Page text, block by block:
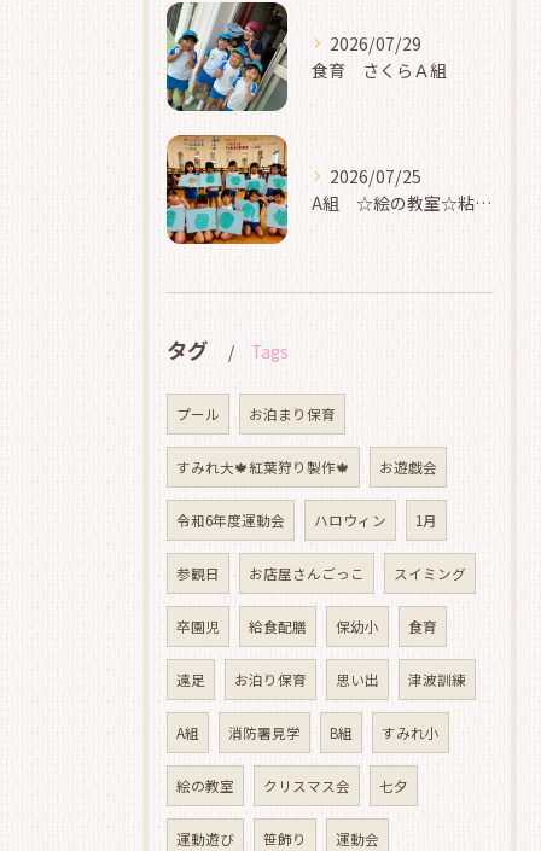
2026/07/29
食育 さくらＡ組
2026/07/25
A組 ☆絵の教室☆粘土☆
タグ Tags
プール お泊まり保育
すみれ大🍁紅葉狩り製作🍁 お遊戯会
令和6年度運動会 ハロウィン 1月
参観日 お店屋さんごっこ スイミング
卒園児 給食配膳 保幼小 食育
遠足 お泊り保育 思い出 津波訓練
A組 消防署見学 B組 すみれ小
絵の教室 クリスマス会 七夕
運動遊び 笹飾り 運動会